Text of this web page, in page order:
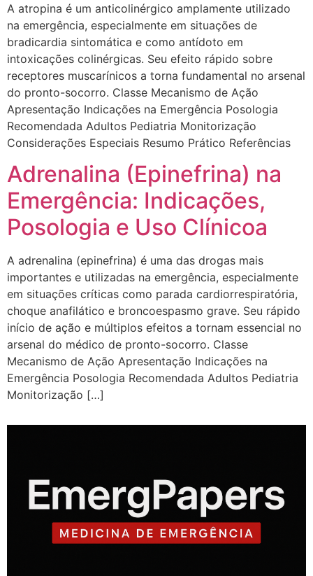
A atropina é um anticolinérgico amplamente utilizado
na emergência, especialmente em situações de
bradicardia sintomática e como antídoto em
intoxicações colinérgicas. Seu efeito rápido sobre
receptores muscarínicos a torna fundamental no arsenal
do pronto-socorro. Classe Mecanismo de Ação
Apresentação Indicações na Emergência Posologia
Recomendada Adultos Pediatria Monitorização
Considerações Especiais Resumo Prático Referências
Adrenalina (Epinefrina) na
Emergência: Indicações,
Posologia e Uso Clínicoa
A adrenalina (epinefrina) é uma das drogas mais
importantes e utilizadas na emergência, especialmente
em situações críticas como parada cardiorrespiratória,
choque anafilático e broncoespasmo grave. Seu rápido
início de ação e múltiplos efeitos a tornam essencial no
arsenal do médico de pronto-socorro. Classe
Mecanismo de Ação Apresentação Indicações na
Emergência Posologia Recomendada Adultos Pediatria
Monitorização […]